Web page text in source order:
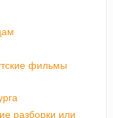
фильмы
разборки или